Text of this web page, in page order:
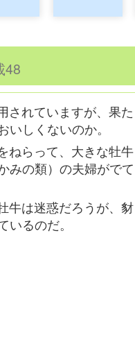
48
されていますが、果た
しくないのか。
ねらって、大きな牡牛
みの類）の夫婦がでて
牛は迷惑だろうが、豺
るのだ。